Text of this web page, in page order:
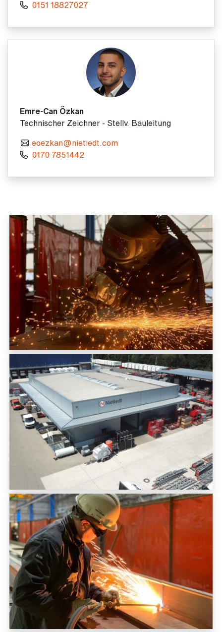
0151 18827027
Emre-Can Özkan
Technischer Zeichner - Stellv. Bauleitung
eoezkan@nietiedt.com
0170 7851442